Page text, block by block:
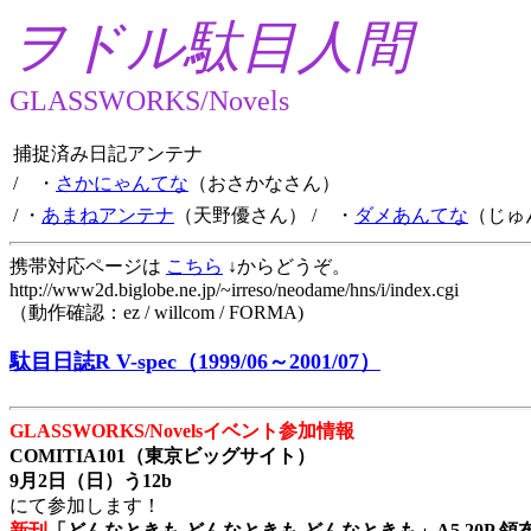
ヲドル駄目人間
GLASSWORKS/Novels
捕捉済み日記アンテナ
/ ・ さかにゃんてな （おさかなさん）
/ ・ あまねアンテナ （天野優さん） / ・ ダメあんてな （じ
携帯対応ページは こちら ↓からどうぞ。
http://www2d.biglobe.ne.jp/~irreso/neodame/hns/i/index.cgi
（動作確認：ez / willcom / FORMA)
駄目日誌R V-spec（1999/06～2001/07）
GLASSWORKS/Novelsイベント参加情報
COMITIA101（東京ビッグサイト）
9月2日（日）う12b
にて参加します！